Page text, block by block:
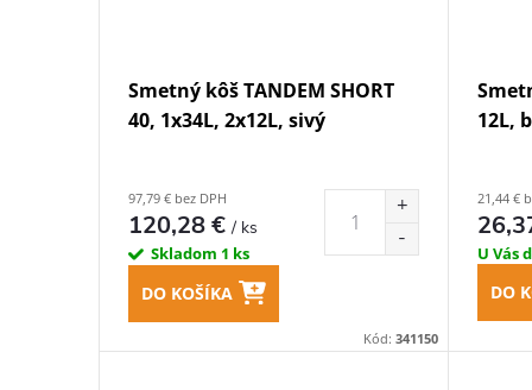
Smetný kôš TANDEM SHORT
40, 1x34L, 2x12L, sivý
97,79 € bez DPH
120,28 €/ ks
Skladom 1 ks
DO KOŠÍKA
Kód:341150
12L,
21,44 €
U Vás
DO